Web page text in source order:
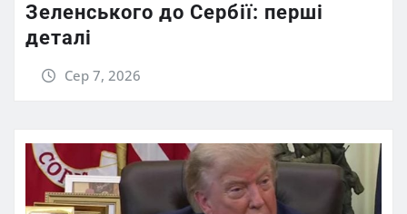
Зеленського до Сербії: перші
деталі
Сер 7, 2026